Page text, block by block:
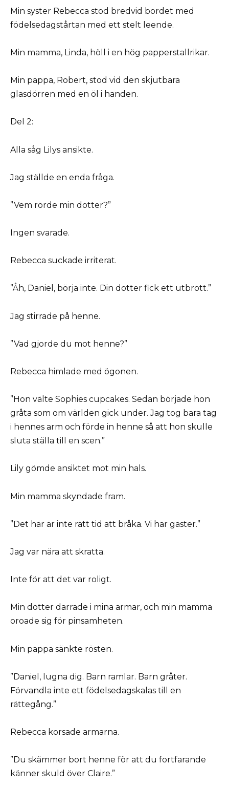
Min syster Rebecca stod bredvid bordet med
födelsedagstårtan med ett stelt leende.
Min mamma, Linda, höll i en hög papperstallrikar.
Min pappa, Robert, stod vid den skjutbara
glasdörren med en öl i handen.
Del 2:
Alla såg Lilys ansikte.
Jag ställde en enda fråga.
”Vem rörde min dotter?”
Ingen svarade.
Rebecca suckade irriterat.
”Åh, Daniel, börja inte. Din dotter fick ett utbrott.”
Jag stirrade på henne.
”Vad gjorde du mot henne?”
Rebecca himlade med ögonen.
”Hon välte Sophies cupcakes. Sedan började hon
gråta som om världen gick under. Jag tog bara tag
i hennes arm och förde in henne så att hon skulle
sluta ställa till en scen.”
Lily gömde ansiktet mot min hals.
Min mamma skyndade fram.
”Det här är inte rätt tid att bråka. Vi har gäster.”
Jag var nära att skratta.
Inte för att det var roligt.
Min dotter darrade i mina armar, och min mamma
oroade sig för pinsamheten.
Min pappa sänkte rösten.
”Daniel, lugna dig. Barn ramlar. Barn gråter.
Förvandla inte ett födelsedagskalas till en
rättegång.”
Rebecca korsade armarna.
”Du skämmer bort henne för att du fortfarande
känner skuld över Claire.”